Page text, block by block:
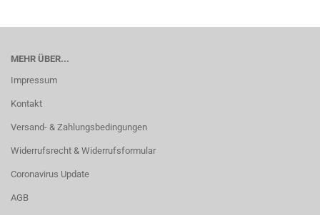
MEHR ÜBER...
Impressum
Kontakt
Versand- & Zahlungsbedingungen
Widerrufsrecht & Widerrufsformular
Coronavirus Update
AGB